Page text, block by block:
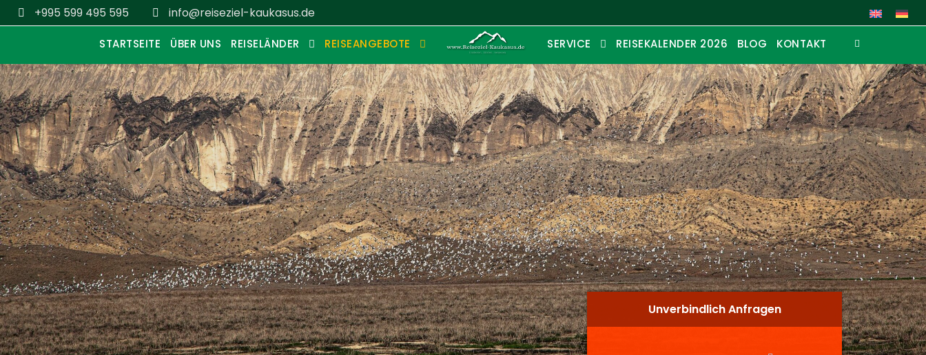
+995 599 495 595 info@reiseziel-kaukasus.de
STARTSEITE ÜBER UNS REISELÄNDER REISEANGEBOTE SERVICE REISEKALENDER 2026 BLOG KONTAKT
Unverbindlich Anfragen
Unverbindlich Anfragen